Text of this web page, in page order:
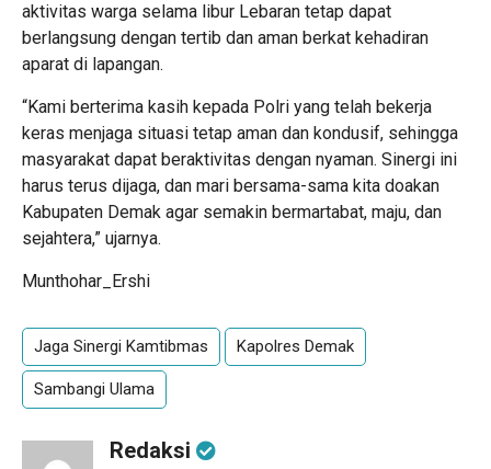
aktivitas warga selama libur Lebaran tetap dapat
berlangsung dengan tertib dan aman berkat kehadiran
aparat di lapangan.
“Kami berterima kasih kepada Polri yang telah bekerja
keras menjaga situasi tetap aman dan kondusif, sehingga
masyarakat dapat beraktivitas dengan nyaman. Sinergi ini
harus terus dijaga, dan mari bersama-sama kita doakan
Kabupaten Demak agar semakin bermartabat, maju, dan
sejahtera,” ujarnya.
Munthohar_Ershi
Jaga Sinergi Kamtibmas Kapolres Demak
Sambangi Ulama
Redaksi